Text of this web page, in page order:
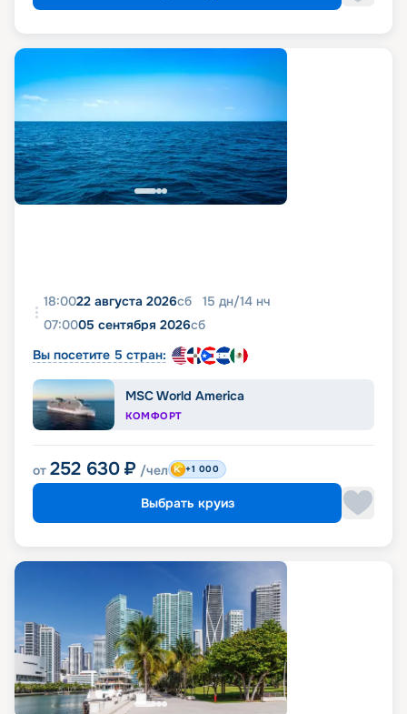
18:0022 августа 2026сб 15 дн/14 нч
07:0005 сентября 2026сб
Вы посетите 5 стран:
MSC World America
КОМФОРТ
от 252 630 ₽ /чел +1 000
Выбрать круиз